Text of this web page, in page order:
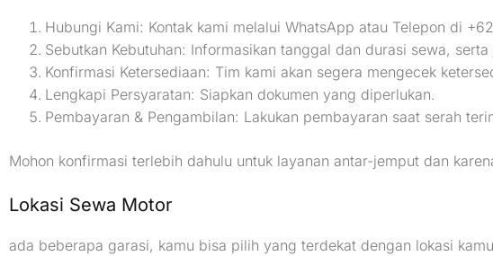
Hubungi Kami: Kontak kami melalui WhatsApp atau Telepon di
Sebutkan Kebutuhan: Informasikan tanggal dan durasi sewa,
Konfirmasi Ketersediaan: Tim kami akan segera mengecek
Lengkapi Persyaratan: Siapkan dokumen yang diperlukan.
Pembayaran & Pengambilan: Lakukan pembayaran saat serah
Mohon konfirmasi terlebih dahulu untuk layanan antar-jemput dan
Lokasi Sewa Motor
ada beberapa garasi, kamu bisa pilih yang terdekat dengan lokasi kamu